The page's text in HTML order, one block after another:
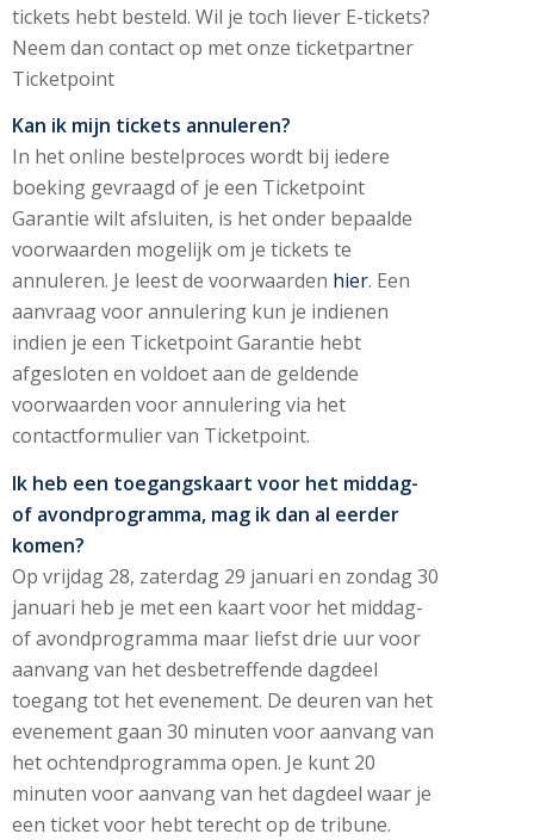
tickets hebt besteld. Wil je toch liever E-tickets?
Neem dan contact op met onze ticketpartner
Ticketpoint
Kan ik mijn tickets annuleren?
In het online bestelproces wordt bij iedere
boeking gevraagd of je een Ticketpoint
Garantie wilt afsluiten, is het onder bepaalde
voorwaarden mogelijk om je tickets te
annuleren. Je leest de voorwaarden hier. Een
aanvraag voor annulering kun je indienen
indien je een Ticketpoint Garantie hebt
afgesloten en voldoet aan de geldende
voorwaarden voor annulering via het
contactformulier van Ticketpoint.
Ik heb een toegangskaart voor het middag-
of avondprogramma, mag ik dan al eerder
komen?
Op vrijdag 28, zaterdag 29 januari en zondag 30
januari heb je met een kaart voor het middag-
of avondprogramma maar liefst drie uur voor
aanvang van het desbetreffende dagdeel
toegang tot het evenement. De deuren van het
evenement gaan 30 minuten voor aanvang van
het ochtendprogramma open. Je kunt 20
minuten voor aanvang van het dagdeel waar je
een ticket voor hebt terecht op de tribune.